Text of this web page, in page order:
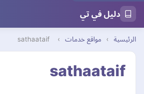
دليل في تي
الرئيسية › مواقع خدمات ›
sathaataif
sathaataif